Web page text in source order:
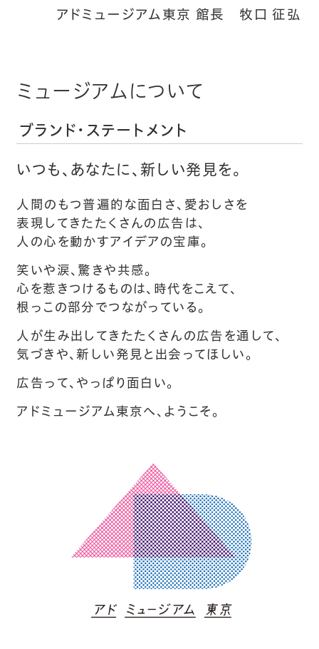
アドミュージアム東京 館長 牧口 征弘
ミュージアムについて
ブランド・ステートメント
いつも、あなたに、新しい発見を。
人間のもつ普遍的な面白さ、愛おしさを
表現してきたたくさんの広告は、
人の心を動かすアイデアの宝庫。
笑いや涙、驚きや共感。
心を惹きつけるものは、時代をこえて、
根っこの部分でつながっている。
人が生み出してきたたくさんの広告を通して、
気づきや、新しい発見と出会ってほしい。
広告って、やっぱり面白い。
アドミュージアム東京へ、ようこそ。